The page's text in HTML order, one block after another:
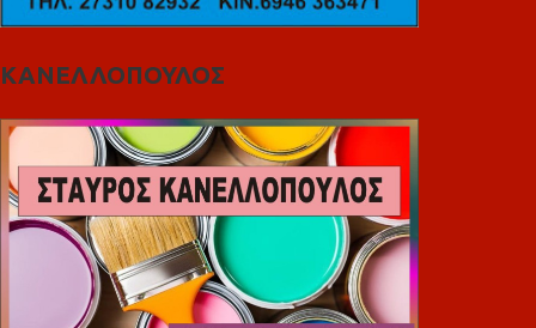
ΚΑΝΕΛΛΟΠΟΥΛΟΣ